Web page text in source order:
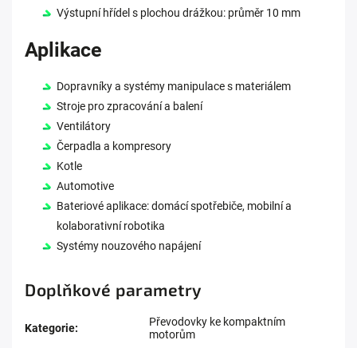
Výstupní hřídel s plochou drážkou: průměr 10 mm
Aplikace
Dopravníky a systémy manipulace s materiálem
Stroje pro zpracování a balení
Ventilátory
Čerpadla a kompresory
Kotle
Automotive
Bateriové aplikace: domácí spotřebiče, mobilní a
kolaborativní robotika
Systémy nouzového napájení
Doplňkové parametry
Kategorie:
Převodovky ke kompaktním
motorům